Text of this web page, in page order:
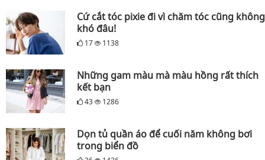
Cứ cắt tóc pixie đi vì chăm tóc cũng không
khó đâu!
17 1138
Những gam màu mà màu hồng rất thích
kết bạn
43 1286
Dọn tủ quần áo để cuối năm không bơi
trong biển đồ